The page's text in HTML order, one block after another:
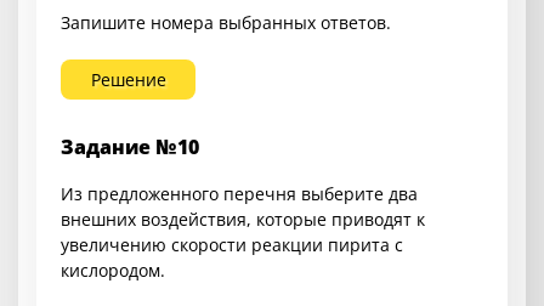
Запишите номера выбранных ответов.
Решение
Задание №10
Из предложенного перечня выберите два
внешних воздействия, которые приводят к
увеличению скорости реакции пирита с
кислородом.